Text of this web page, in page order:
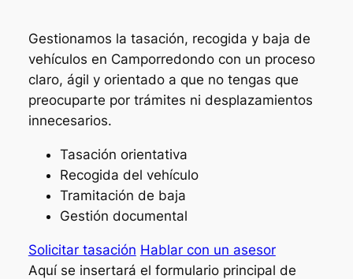
Gestionamos la tasación, recogida y baja de
vehículos en Camporredondo con un proceso
claro, ágil y orientado a que no tengas que
preocuparte por trámites ni desplazamientos
innecesarios.
Tasación orientativa
Recogida del vehículo
Tramitación de baja
Gestión documental
Solicitar tasación Hablar con un asesor
Aquí se insertará el formulario principal de